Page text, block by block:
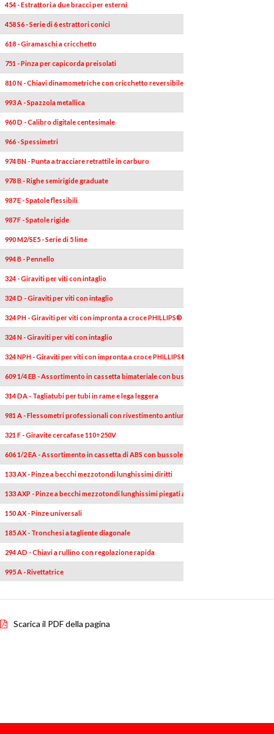
454 - Estrattori a due bracci per esterni
458 S6 - Serie di 6 estrattori conici
618 - Giramaschi a cricchetto
751 - Pinza per capicorda preisolati
810 N - Chiavi dinamometriche con cricchetto reversibile
993 A - Spazzola metallica
960 D - Calibro digitale centesimale
966 - Spessimetri
974 BN - Punta a tracciare retrattile in carburo
978 B - Righe semirigide graduate
987 E - Spatole flessibili
987 F - Spatole rigide
990 M2/SE5 - Serie di 5 lime
994 B - Pennello
324 - Giraviti per viti con intaglio
324 D - Giraviti per viti con intaglio
324 PH - Giraviti per viti con impronta a croce PHILLIPS®
324 N - Giraviti per viti con intaglio
324 NPH - Giraviti per viti con impronta a croce PHILLIPS®
609 1/4 EB - Assortimento in cassetta bimateriale con bussole esagonali ed inserti
314 DA - Tagliatubi per tubi in rame e lega leggera
981 A - Flessometri professionali con rivestimento antiurto
321 F - Giravite cercafase 110÷250V
606 1/2 EA - Assortimento in cassetta di ABS con bussole esagonali (23 pz)
133 AX - Pinze a becchi mezzotondi lunghissimi diritti
133 AXP - Pinze a becchi mezzotondi lunghissimi piegati a 45°
150 AX - Pinze universali
185 AX - Tronchesi a tagliente diagonale
294 AD - Chiavi a rullino con regolazione rapida
995 A - Rivettatrice
Scarica il PDF della pagina